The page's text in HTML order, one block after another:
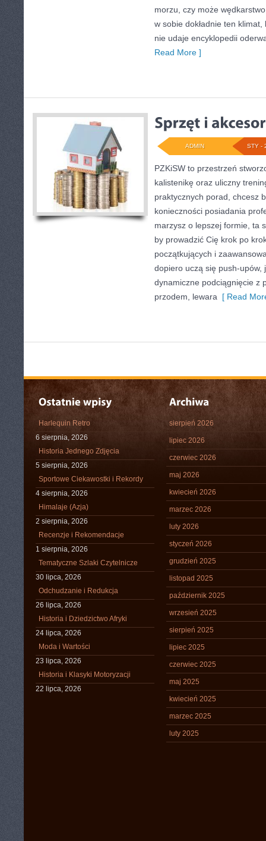
morzu, czy może
w sobie dokładnie ten
nie udaje encyklopedii
Read More ]
STY -
ADMIN
PZKiSW to przestrzeń
kalistenikę oraz uliczny
praktycznych porad, chcesz
konieczności posiadania
marzysz o lepszej formie, ta
by prowadzić Cię krok po
początkujących i
dopiero uczą się push-upów,
dynamiczne podciągnięcie z
przodem, lewara [ Read
Harlequin Retro
6 sierpnia, 2026
Historia Jednego Zdjęcia
5 sierpnia, 2026
Sportowe Ciekawostki i Rekordy
4 sierpnia, 2026
Himalaje (Azja)
2 sierpnia, 2026
Recenzje i Rekomendacje
1 sierpnia, 2026
Tematyczne Szlaki Czytelnicze
30 lipca, 2026
Odchudzanie i Redukcja
26 lipca, 2026
Historia i Dziedzictwo Afryki
24 lipca, 2026
Moda i Wartości
23 lipca, 2026
Historia i Klasyki Motoryzacji
22 lipca, 2026
sierpień 2026
lipiec 2026
czerwiec 2026
maj 2026
kwiecień 2026
marzec 2026
luty 2026
styczeń 2026
grudzień 2025
listopad 2025
październik 2025
wrzesień 2025
sierpień 2025
lipiec 2025
czerwiec 2025
maj 2025
kwiecień 2025
marzec 2025
luty 2025